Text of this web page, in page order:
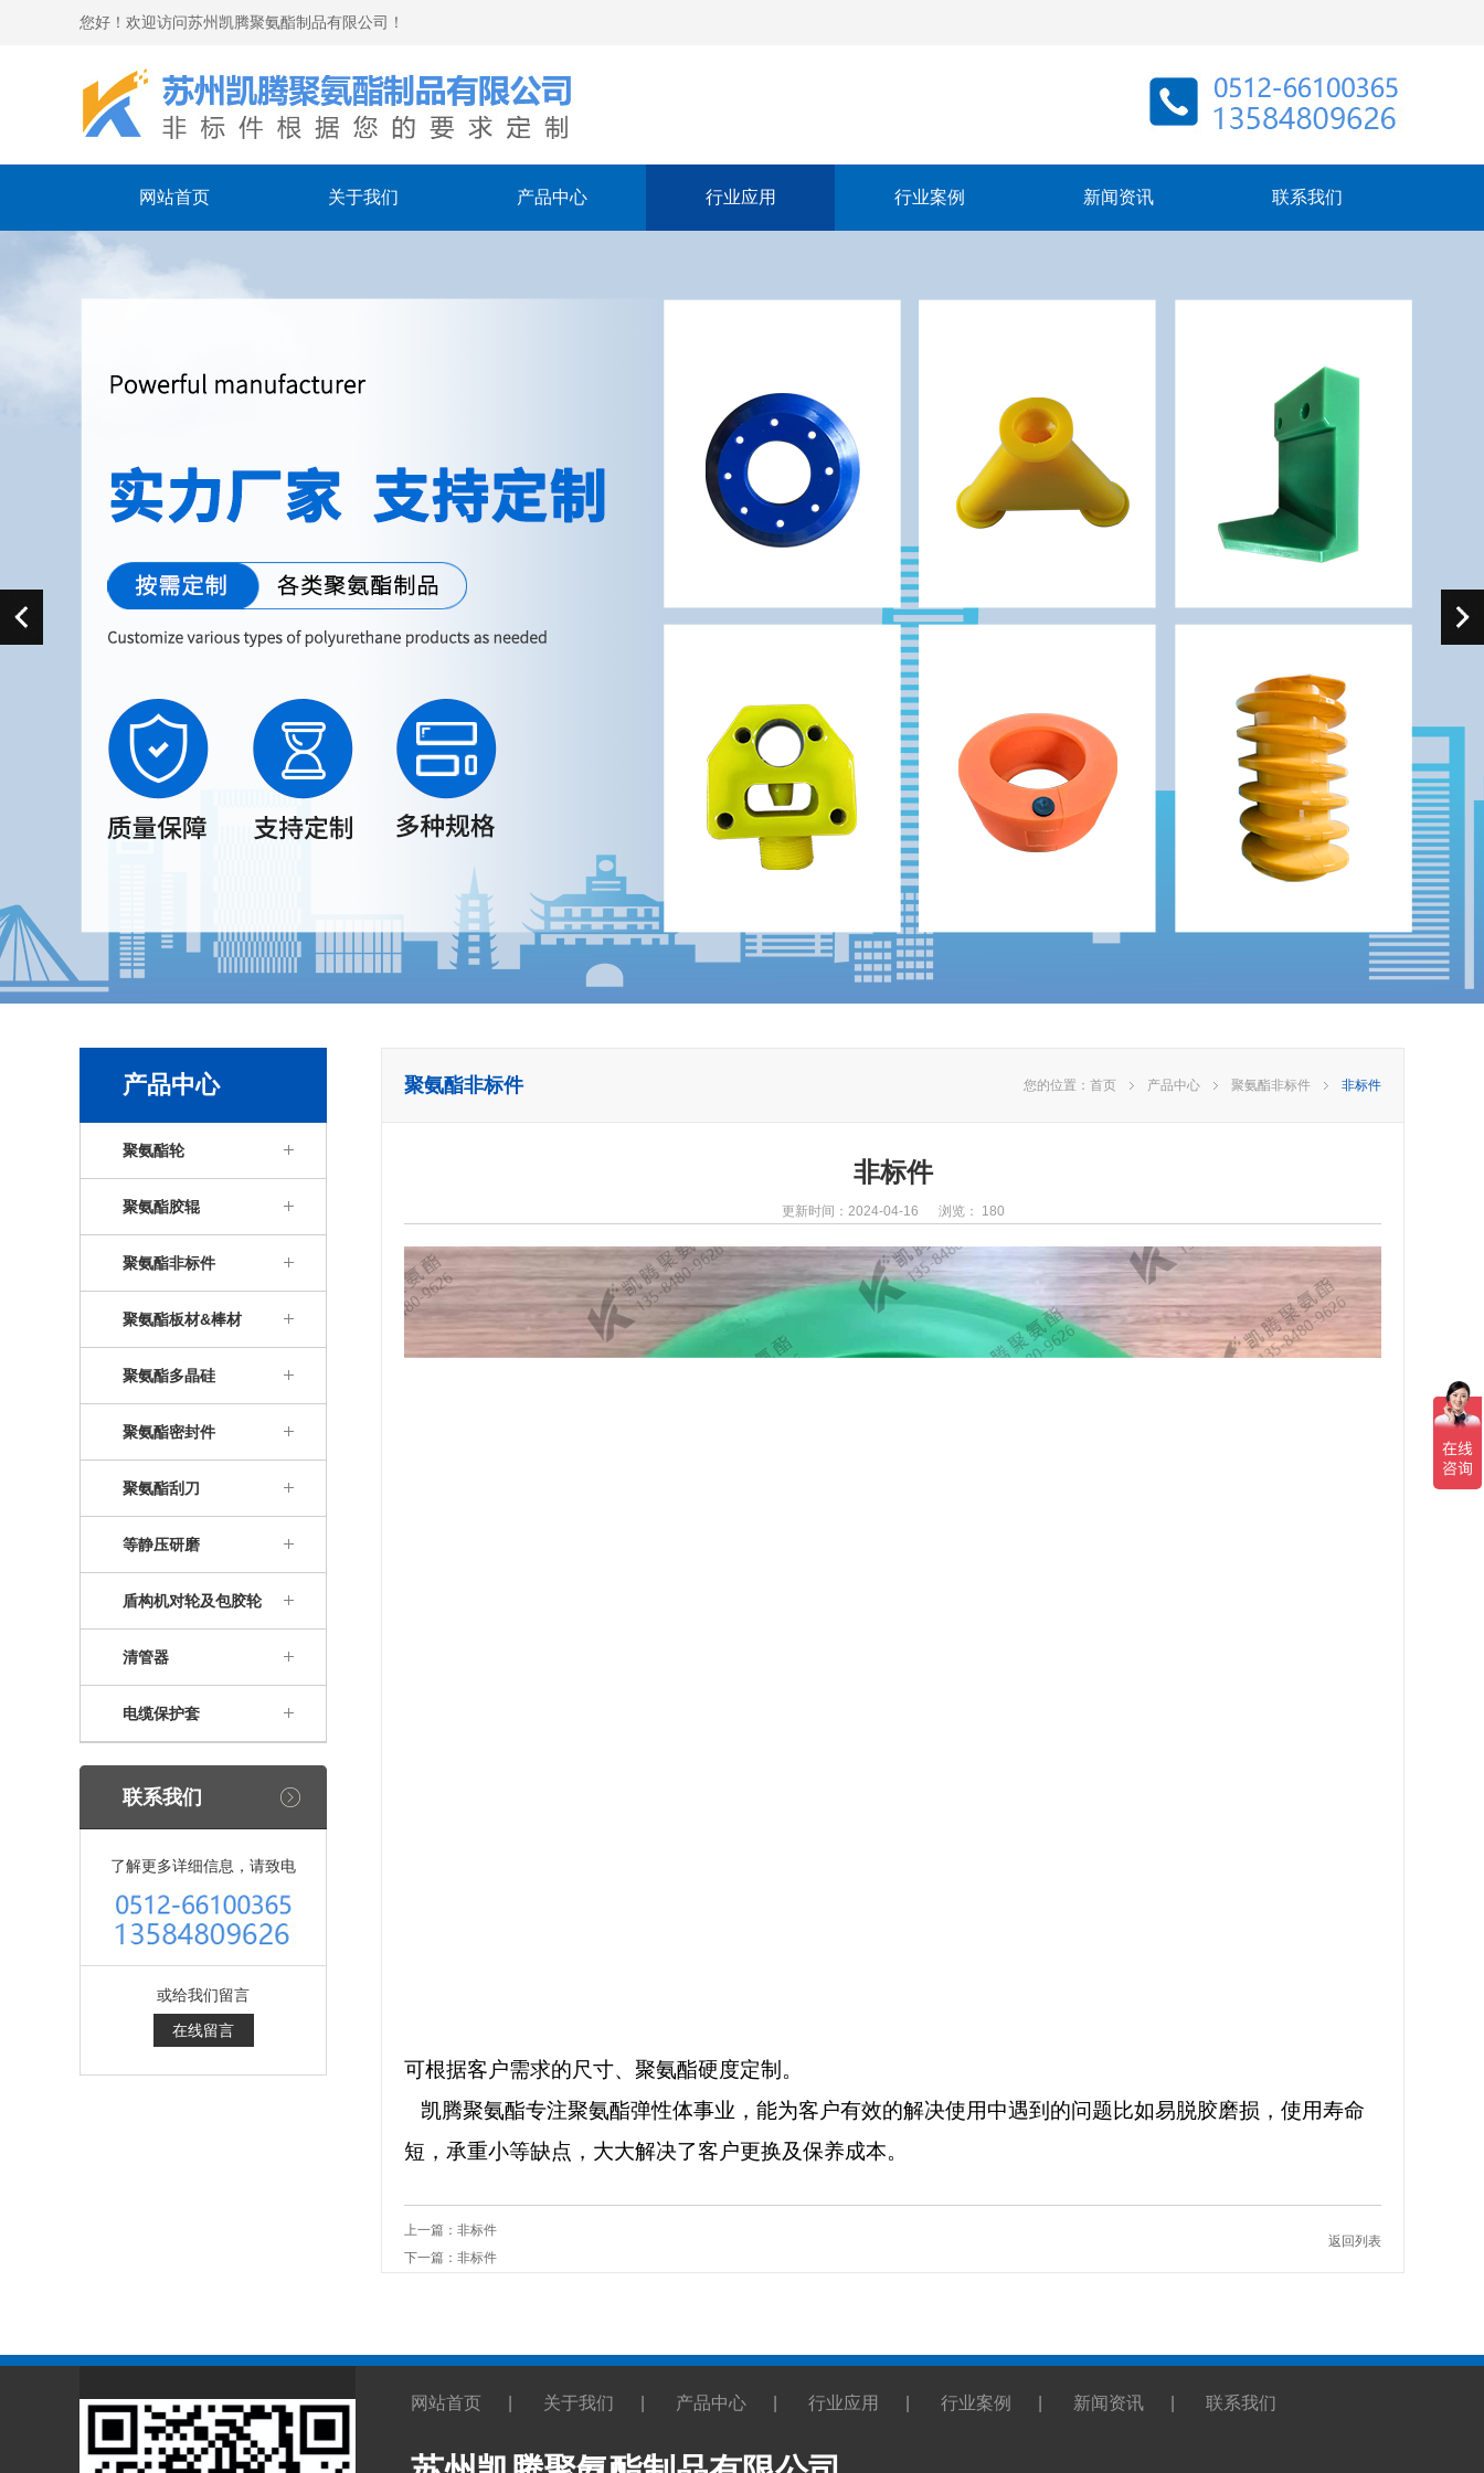
您好！欢迎访问苏州凯腾聚氨酯制品有限公司！
网站首页 关于我们 产品中心 行业应用 行业案例 新闻资讯 联系我们
产品中心
聚氨酯轮
聚氨酯胶辊
聚氨酯非标件
聚氨酯板材&棒材
聚氨酯多晶硅
聚氨酯密封件
聚氨酯刮刀
等静压研磨
盾构机对轮及包胶轮
清管器
电缆保护套
联系我们
了解更多详细信息，请致电
或给我们留言
在线留言
聚氨酯非标件 您的位置： 首页 产品中心 聚氨酯非标件 非标件
非标件
更新时间：2024-04-16 浏览： 180
可根据客户需求的尺寸、聚氨酯硬度定制。
凯腾聚氨酯专注聚氨酯弹性体事业，能为客户有效的解决使用中遇到的问题比如易脱胶磨损，使用寿命
短，承重小等缺点，大大解决了客户更换及保养成本。
上一篇： 非标件
下一篇： 非标件
返回列表
网站首页 关于我们 产品中心 行业应用 行业案例 新闻资讯 联系我们